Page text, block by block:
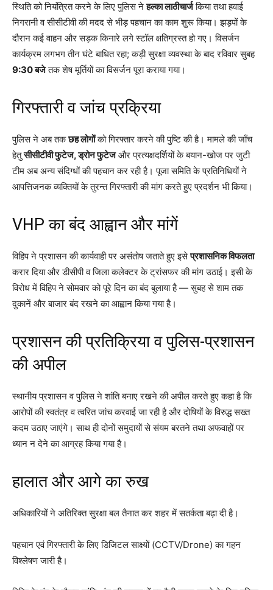
स्थिति को नियंत्रित करने के लिए पुलिस नेहल्का लाठीचार्जकिया तथा हवाई
निगरानी व सीसीटीवी की मदद से भीड़ पहचान का काम शुरू किया। झड़पों के
दौरान कई वाहन और सड़क किनारे लगे स्टॉल क्षतिग्रस्त हो गए। विसर्जन
कार्यक्रम लगभग तीन घंटे बाधित रहा; कड़ी सुरक्षा व्यवस्था के बाद रविवार सुबह
9:30 बजेतक शेष मूर्तियों का विसर्जन पूरा कराया गया।
गिरफ्तारी व जांच प्रक्रिया
पुलिस ने अब तकछह लोगोंको गिरफ्तार करने की पुष्टि की है। मामले की जाँच
हेतुसीसीटीवी फुटेज, ड्रोन फुटेजऔर प्रत्यक्षदर्शियों के बयान-खोज पर जुटी
टीम अब अन्य संदिग्धों की पहचान कर रही है। पूजा समिति के प्रतिनिधियों ने
आपत्तिजनक व्यक्तियों के तुरन्त गिरफ्तारी की मांग करते हुए प्रदर्शन भी किया।
VHP का बंद आह्वान और मांगें
विहिप ने प्रशासन की कार्यवाही पर असंतोष जताते हुए इसेप्रशासनिक विफलता
करार दिया और डीसीपी व जिला कलेक्टर के ट्रांसफर की मांग उठाई। इसी के
विरोध में विहिप ने सोमवार को पूरे दिन का बंद बुलाया है — सुबह से शाम तक
दुकानें और बाजार बंद रखने का आह्वान किया गया है।
प्रशासन की प्रतिक्रिया व पुलिस-प्रशासन
की अपील
स्थानीय प्रशासन व पुलिस ने शांति बनाए रखने की अपील करते हुए कहा है कि
आरोपों की स्वतंत्र व त्वरित जांच करवाई जा रही है और दोषियों के विरुद्ध सख्त
कदम उठाए जाएंगे। साथ ही दोनों समुदायों से संयम बरतने तथा अफवाहों पर
ध्यान न देने का आग्रह किया गया है।
हालात और आगे का रुख
अधिकारियों ने अतिरिक्त सुरक्षा बल तैनात कर शहर में सतर्कता बढ़ा दी है।
पहचान एवं गिरफ्तारी के लिए डिजिटल साक्ष्यों (CCTV/Drone) का गहन
विश्लेषण जारी है।